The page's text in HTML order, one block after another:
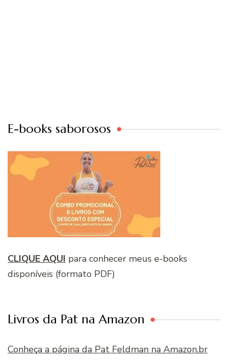
E-books saborosos
CLIQUE AQUI para conhecer meus e-books
disponíveis (formato PDF)
Livros da Pat na Amazon
Conheça a página da Pat Feldman na Amazon.br